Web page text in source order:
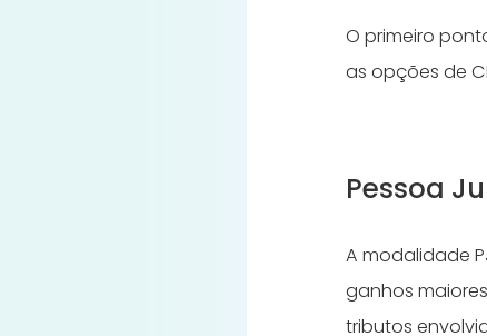
O primeiro
as opções de
Pessoa
A modalidade
ganhos
tributos